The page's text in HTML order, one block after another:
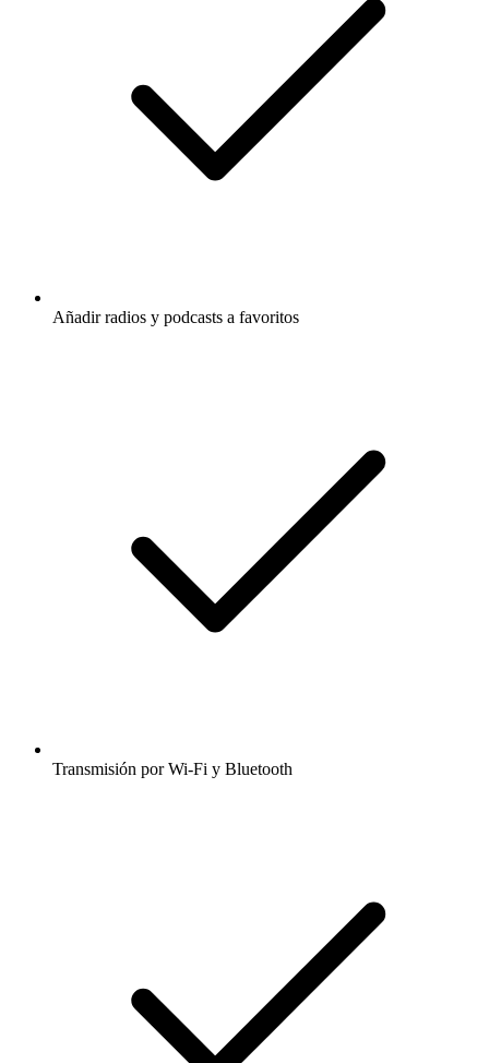
Añadir radios y podcasts a favoritos
Transmisión por Wi-Fi y Bluetooth